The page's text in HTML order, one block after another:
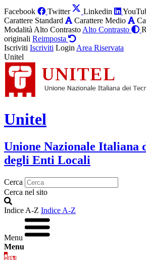
Facebook Twitter Linkedin
Carattere Standard
Carattere Medio
Modalità Alto Contrasto Alto Contrasto
originali Reimposta
Iscriviti Iscriviti Login Area Riservata
Unitel
Unitel
Unione Nazionale Italiana
degli Enti Locali
Cerca
Cerca nel sito
Indice A-Z Indice A-Z
Menu
Menu